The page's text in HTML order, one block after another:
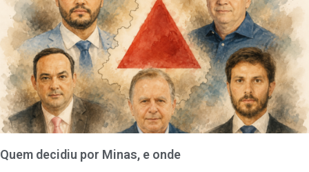
Quem decidiu por Minas, e onde